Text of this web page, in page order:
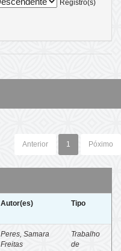
Registro(s)
Anterior 1 Póximo
Autor(es) Tipo
Peres, Samara
Freitas
Trabalho
de